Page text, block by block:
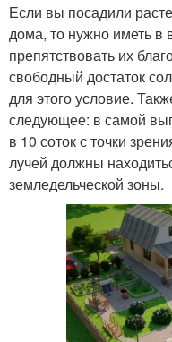
Если вы посадили
дома, то нужно иметь в
препятствовать их
свободный достаток
для этого условие.
следующее: в самой
в 10 соток с точки
лучей должны
земледельческой зоны.